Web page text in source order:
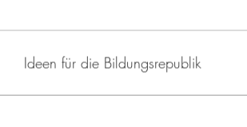
Ideen für die Bildungsrepublik